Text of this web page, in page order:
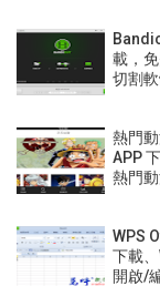
載，
切割
熱門
APP
熱門
WPS
下載
開啟/